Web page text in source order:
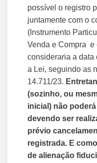
possível o registro
juntamente com o
(Instrumento
Venda e Compra e
consideraria a data
a Lei, seguindo as
14.711/23.
(sozinho, ou
inicial) não
devendo ser
prévio
registrada. E
de alienação